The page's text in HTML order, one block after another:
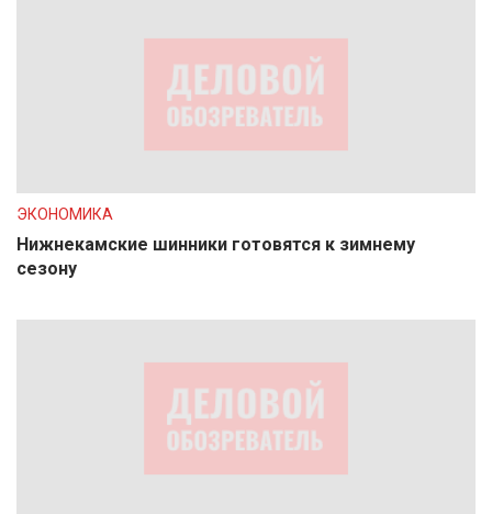
ЭКОНОМИКА
Нижнекамские шинники готовятся к зимнему
сезону